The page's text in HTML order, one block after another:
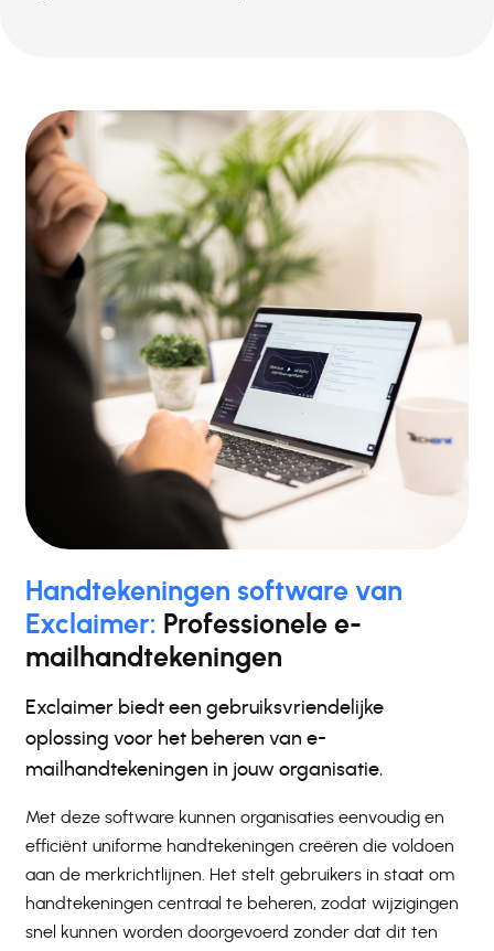
Handtekeningen software van
Exclaimer: Professionele e-
mailhandtekeningen
Exclaimer biedt een gebruiksvriendelijke
oplossing voor het beheren van e-
mailhandtekeningen in jouw organisatie.
Met deze software kunnen organisaties eenvoudig en
efficiënt uniforme handtekeningen creëren die voldoen
aan de merkrichtlijnen. Het stelt gebruikers in staat om
handtekeningen centraal te beheren, zodat wijzigingen
snel kunnen worden doorgevoerd zonder dat dit ten